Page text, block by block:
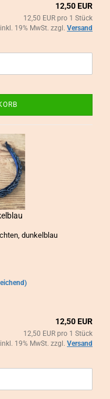
12,50 EUR
12,50 EUR pro 1 Stück
inkl. 19% MwSt. zzgl. Versand
dun­kel­blau
12,50 EUR
12,50 EUR pro 1 Stück
inkl. 19% MwSt. zzgl. Versand